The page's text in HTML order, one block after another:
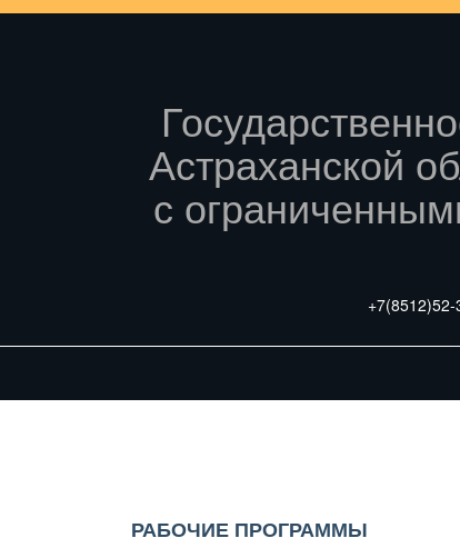
Астраханской
с
+7(8512)52-
РАБОЧИЕ ПРОГРАММЫ